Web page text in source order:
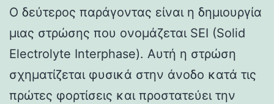
Ο δεύτερος παράγοντας είναι η δημιουργία
μιας στρώσης που ονομάζεται SEI (Solid
Electrolyte Interphase). Αυτή η στρώση
σχηματίζεται φυσικά στην άνοδο κατά τις
πρώτες φορτίσεις και προστατεύει την